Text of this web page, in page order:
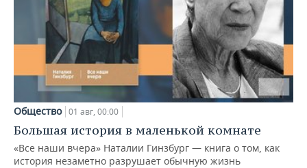
Общество 01 авг, 00:00
Большая история в маленькой комнате
«Все наши вчера» Наталии Гинзбург — книга о том, как
история незаметно разрушает обычную жизнь